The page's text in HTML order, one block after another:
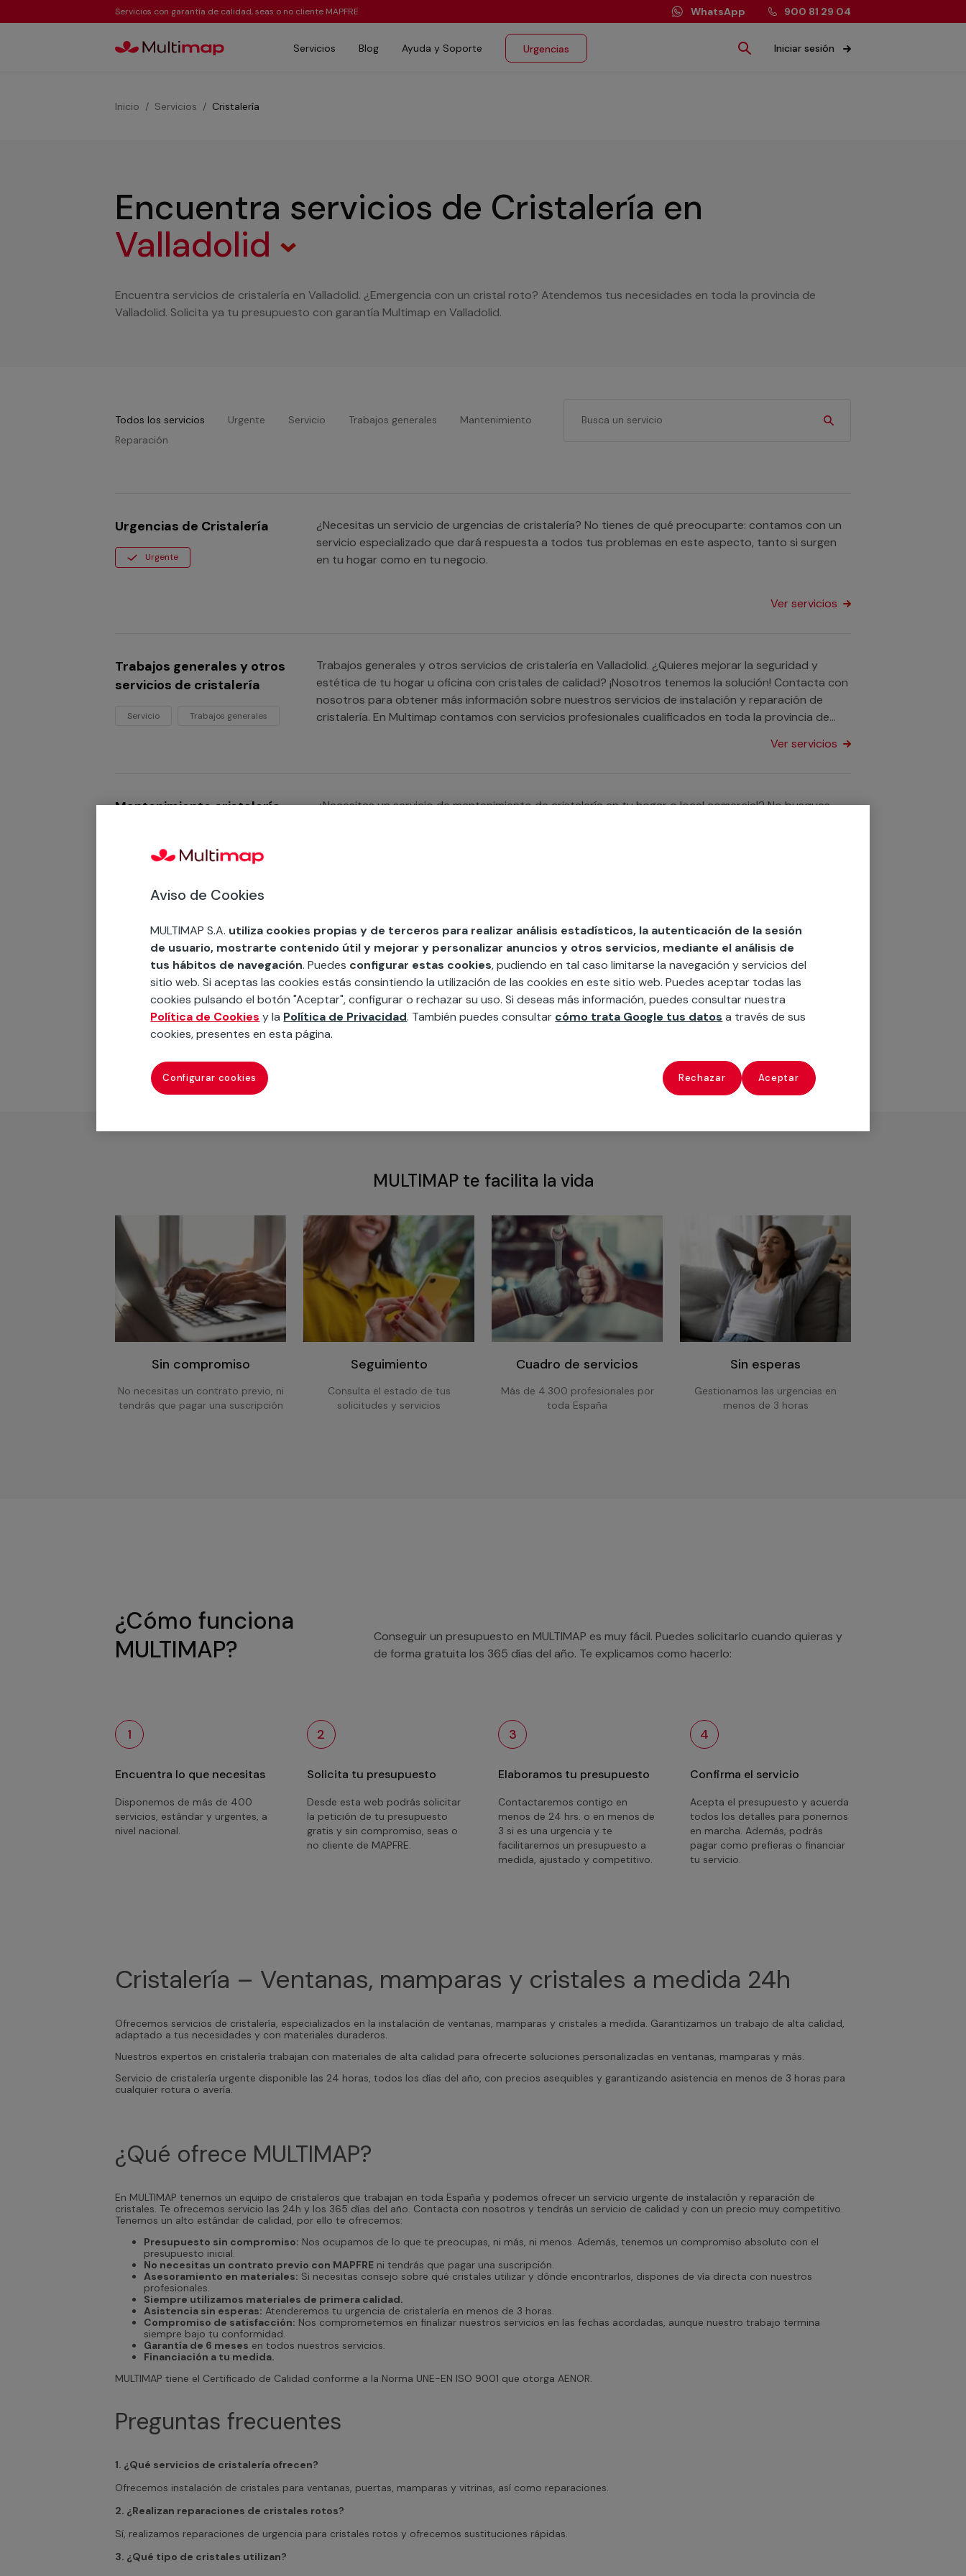
Servicios con garantía de calidad, seas o no cliente MAPFRE WhatsApp 900 81 29 04
Servicios Blog Ayuda y Soporte Urgencias Iniciar sesión
Inicio Servicios Cristalería
Encuentra servicios de Cristalería en
Valladolid
Encuentra servicios de cristalería en Valladolid. ¿Emergencia con un cristal roto? Atendemos tus necesidades en toda la provincia de
Valladolid. Solicita ya tu presupuesto con garantía Multimap en Valladolid.
Todos los servicios Urgente Servicio Trabajos generales
Mantenimiento
Reparación
Urgencias de Cristalería
Urgente
¿Necesitas un servicio de urgencias de cristalería? No tienes de qué preocuparte: contamos con un
servicio especializado que dará respuesta a todos tus problemas en este aspecto, tanto si surgen
en tu hogar como en tu negocio.
Ver servicios
Trabajos generales y otros
servicios de cristalería
Servicio Trabajos generales
Trabajos generales y otros servicios de cristalería en Valladolid. ¿Quieres mejorar la seguridad y
estética de tu hogar u oficina con cristales de calidad? ¡Nosotros tenemos la solución! Contacta con
nosotros para obtener más información sobre nuestros servicios de instalación y reparación de
cristalería. En Multimap contamos con servicios profesionales cualificados en toda la provincia de
Ver servicios
Mantenimiento cristalería
¿Necesitas un servicio de mantenimiento de cristalería en tu hogar o local comercial? No busques
Reparación cristalería
Reparación
¿Te hace falta ayuda para reparar los cristales de tu domicilio o de tu negocio? Los especialistas de
MULTIMAP pueden cubrir cualquier necesidad de cristalería, tanto si es interior como exterior.
Ver servicios
MULTIMAP te facilita la vida
Sin compromiso
No necesitas un contrato previo, ni
tendrás que pagar una suscripción
Seguimiento
Consulta el estado de tus
solicitudes y servicios
Cuadro de servicios
Más de 4.300 profesionales por
toda España
Sin esperas
Gestionamos las urgencias en
menos de 3 horas
¿Cómo funciona
MULTIMAP?
Conseguir un presupuesto en MULTIMAP es muy fácil. Puedes solicitarlo cuando quieras y
de forma gratuita los 365 días del año. Te explicamos como hacerlo:
1
Encuentra lo que necesitas
Disponemos de más de 400
servicios, estándar y urgentes, a
nivel nacional.
2
Solicita tu presupuesto
Desde esta web podrás solicitar
la petición de tu presupuesto
gratis y sin compromiso, seas o
no cliente de MAPFRE.
3
Elaboramos tu presupuesto
Contactaremos contigo en
menos de 24 hrs. o en menos de
3 si es una urgencia y te
facilitaremos un presupuesto a
medida, ajustado y competitivo.
4
Confirma el servicio
Acepta el presupuesto y acuerda
todos los detalles para ponernos
en marcha. Además, podrás
pagar como prefieras o financiar
tu servicio.
Cristalería – Ventanas, mamparas y cristales a medida 24h
Ofrecemos servicios de cristalería, especializados en la instalación de ventanas, mamparas y cristales a medida. Garantizamos un trabajo de alta calidad,
adaptado a tus necesidades y con materiales duraderos.
Nuestros expertos en cristalería trabajan con materiales de alta calidad para ofrecerte soluciones personalizadas en ventanas, mamparas y más.
Servicio de cristalería urgente disponible las 24 horas, todos los días del año, con precios asequibles y garantizando asistencia en menos de 3 horas para
cualquier rotura o avería.
¿Qué ofrece MULTIMAP?
En MULTIMAP tenemos un equipo de cristaleros que trabajan en toda España y podemos ofrecer un servicio urgente de instalación y reparación de
cristales. Te ofrecemos servicio las 24h y los 365 días del año. Contacta con nosotros y tendrás un servicio de calidad y con un precio muy competitivo.
Tenemos un alto estándar de calidad, por ello te ofrecemos:
Presupuesto sin compromiso: Nos ocupamos de lo que te preocupas, ni más, ni menos. Además, tenemos un compromiso absoluto con el
presupuesto inicial.
No necesitas un contrato previo con MAPFRE ni tendrás que pagar una suscripción.
Asesoramiento en materiales: Si necesitas consejo sobre qué cristales utilizar y dónde encontrarlos, dispones de vía directa con nuestros
profesionales.
Siempre utilizamos materiales de primera calidad.
Asistencia sin esperas: Atenderemos tu urgencia de cristalería en menos de 3 horas.
Compromiso de satisfacción: Nos comprometemos en finalizar nuestros servicios en las fechas acordadas, aunque nuestro trabajo termina
siempre bajo tu conformidad.
Garantía de 6 meses en todos nuestros servicios.
Financiación a tu medida.
MULTIMAP tiene el Certificado de Calidad conforme a la Norma UNE-EN ISO 9001 que otorga AENOR.
Preguntas frecuentes
1. ¿Qué servicios de cristalería ofrecen?
Ofrecemos instalación de cristales para ventanas, puertas, mamparas y vitrinas, así como reparaciones.
2. ¿Realizan reparaciones de cristales rotos?
Sí, realizamos reparaciones de urgencia para cristales rotos y ofrecemos sustituciones rápidas.
3. ¿Qué tipo de cristales utilizan?
Aviso de Cookies
MULTIMAP S.A. utiliza cookies propias y de terceros para realizar análisis estadísticos, la autenticación de la sesión
de usuario, mostrarte contenido útil y mejorar y personalizar anuncios y otros servicios, mediante el análisis de
tus hábitos de navegación. Puedes configurar estas cookies, pudiendo en tal caso limitarse la navegación y servicios del
sitio web. Si aceptas las cookies estás consintiendo la utilización de las cookies en este sitio web. Puedes aceptar todas las
cookies pulsando el botón "Aceptar", configurar o rechazar su uso. Si deseas más información, puedes consultar nuestra
Política de Cookies y la Política de Privacidad. También puedes consultar cómo trata Google tus datos a través de sus
cookies, presentes en esta página.
Configurar cookies Rechazar Aceptar